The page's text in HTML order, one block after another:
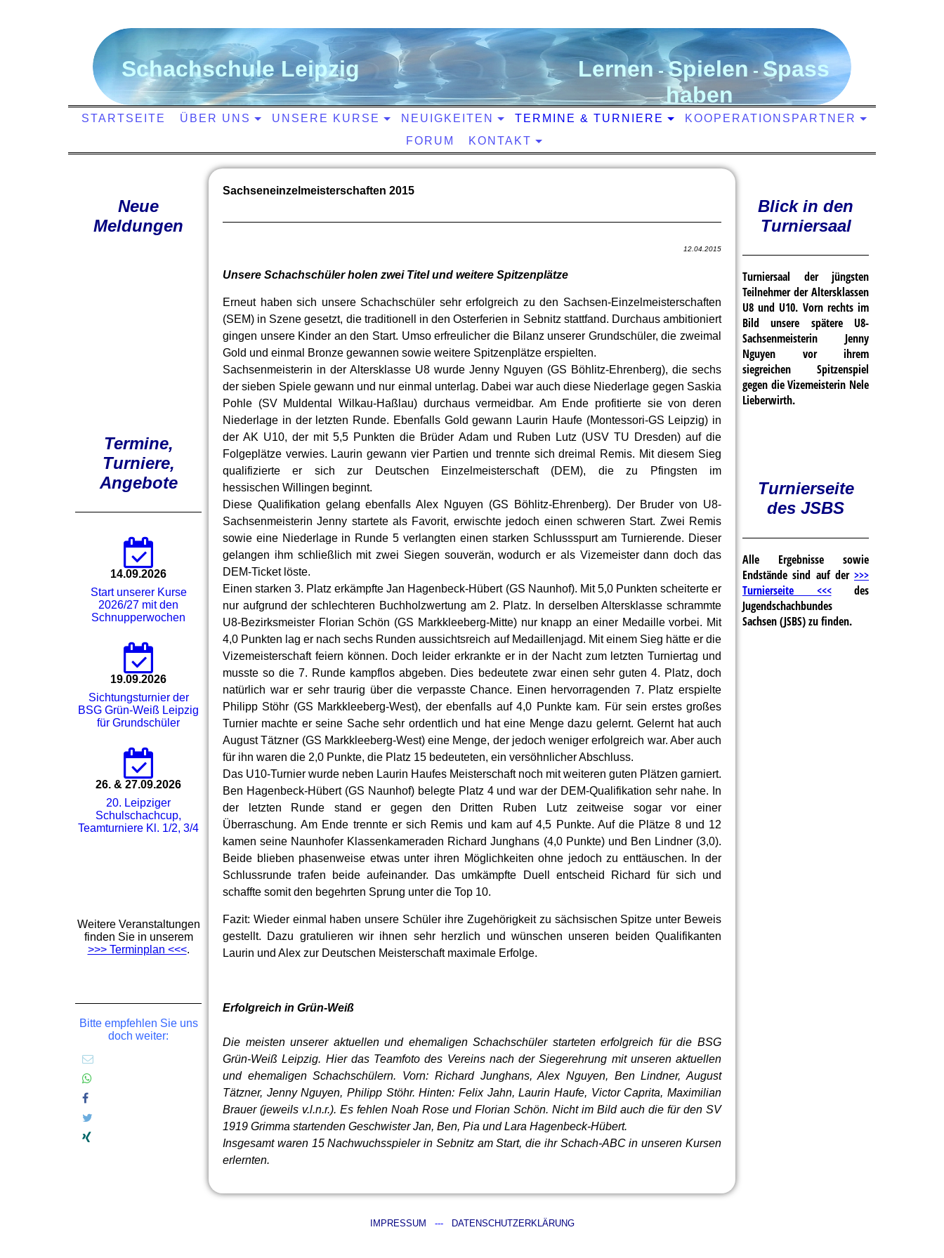
Schachschule Leipzig Lernen - Spielen - Spass
haben
STARTSEITE ÜBER UNS UNSERE KURSE NEUIGKEITEN TERMINE & TURNIERE
KOOPERATIONSPARTNER
FORUM
KONTAKT
Sachseneinzelmeisterschaften 2015
12.04.2015
Unsere Schachschüler holen zwei Titel und weitere Spitzenplätze
Erneut haben sich unsere Schachschüler sehr erfolgreich zu den Sachsen-Einzelmeisterschaften
(SEM) in Szene gesetzt, die traditionell in den Osterferien in Sebnitz stattfand. Durchaus ambitioniert
gingen unsere Kinder an den Start. Umso erfreulicher die Bilanz unserer Grundschüler, die zweimal
Gold und einmal Bronze gewannen sowie weitere Spitzenplätze erspielten.
Sachsenmeisterin in der Altersklasse U8 wurde Jenny Nguyen (GS Böhlitz-Ehrenberg), die sechs
der sieben Spiele gewann und nur einmal unterlag. Dabei war auch diese Niederlage gegen Saskia
Pohle (SV Muldental Wilkau-Haßlau) durchaus vermeidbar. Am Ende profitierte sie von deren
Niederlage in der letzten Runde. Ebenfalls Gold gewann Laurin Haufe (Montessori-GS Leipzig) in
der AK U10, der mit 5,5 Punkten die Brüder Adam und Ruben Lutz (USV TU Dresden) auf die
Folgeplätze verwies. Laurin gewann vier Partien und trennte sich dreimal Remis. Mit diesem Sieg
qualifizierte er sich zur Deutschen Einzelmeisterschaft (DEM), die zu Pfingsten im
hessischen Willingen beginnt.
Diese Qualifikation gelang ebenfalls Alex Nguyen (GS Böhlitz-Ehrenberg). Der Bruder von U8-
Sachsenmeisterin Jenny startete als Favorit, erwischte jedoch einen schweren Start. Zwei Remis
sowie eine Niederlage in Runde 5 verlangten einen starken Schlussspurt am Turnierende. Dieser
gelangen ihm schließlich mit zwei Siegen souverän, wodurch er als Vizemeister dann doch das
DEM-Ticket löste.
Einen starken 3. Platz erkämpfte Jan Hagenbeck-Hübert (GS Naunhof). Mit 5,0 Punkten scheiterte er
nur aufgrund der schlechteren Buchholzwertung am 2. Platz. In derselben Altersklasse schrammte
U8-Bezirksmeister Florian Schön (GS Markkleeberg-Mitte) nur knapp an einer Medaille vorbei. Mit
4,0 Punkten lag er nach sechs Runden aussichtsreich auf Medaillenjagd. Mit einem Sieg hätte er die
Vizemeisterschaft feiern können. Doch leider erkrankte er in der Nacht zum letzten Turniertag und
musste so die 7. Runde kampflos abgeben. Dies bedeutete zwar einen sehr guten 4. Platz, doch
natürlich war er sehr traurig über die verpasste Chance. Einen hervorragenden 7. Platz erspielte
Philipp Stöhr (GS Markkleeberg-West), der ebenfalls auf 4,0 Punkte kam. Für sein erstes großes
Turnier machte er seine Sache sehr ordentlich und hat eine Menge dazu gelernt. Gelernt hat auch
August Tätzner (GS Markkleeberg-West) eine Menge, der jedoch weniger erfolgreich war. Aber auch
für ihn waren die 2,0 Punkte, die Platz 15 bedeuteten, ein versöhnlicher Abschluss.
Das U10-Turnier wurde neben Laurin Haufes Meisterschaft noch mit weiteren guten Plätzen garniert.
Ben Hagenbeck-Hübert (GS Naunhof) belegte Platz 4 und war der DEM-Qualifikation sehr nahe. In
der letzten Runde stand er gegen den Dritten Ruben Lutz zeitweise sogar vor einer
Überraschung. Am Ende trennte er sich Remis und kam auf 4,5 Punkte. Auf die Plätze 8 und 12
kamen seine Naunhofer Klassenkameraden Richard Junghans (4,0 Punkte) und Ben Lindner (3,0).
Beide blieben phasenweise etwas unter ihren Möglichkeiten ohne jedoch zu enttäuschen. In der
Schlussrunde trafen beide aufeinander. Das umkämpfte Duell entscheid Richard für sich und
schaffte somit den begehrten Sprung unter die Top 10.
Fazit: Wieder einmal haben unsere Schüler ihre Zugehörigkeit zu sächsischen Spitze unter Beweis
gestellt. Dazu gratulieren wir ihnen sehr herzlich und wünschen unseren beiden Qualifikanten
Laurin und Alex zur Deutschen Meisterschaft maximale Erfolge.
Erfolgreich in Grün-Weiß
Die meisten unserer aktuellen und ehemaligen Schachschüler starteten erfolgreich für die BSG
Grün-Weiß Leipzig. Hier das Teamfoto des Vereins nach der Siegerehrung mit unseren aktuellen
und ehemaligen Schachschülern. Vorn: Richard Junghans, Alex Nguyen, Ben Lindner, August
Tätzner, Jenny Nguyen, Philipp Stöhr. Hinten: Felix Jahn, Laurin Haufe, Victor Caprita, Maximilian
Brauer (jeweils v.l.n.r.). Es fehlen Noah Rose und Florian Schön. Nicht im Bild auch die für den SV
1919 Grimma startenden Geschwister Jan, Ben, Pia und Lara Hagenbeck-Hübert.
Insgesamt waren 15 Nachwuchsspieler in Sebnitz am Start, die ihr Schach-ABC in unseren Kursen
erlernten.
IMPRESSUM --- DATENSCHUTZERKLÄRUNG
Neue
Meldungen
Termine,
Turniere,
Angebote
14.09.2026
Start unserer Kurse
2026/27 mit den
Schnupperwochen
19.09.2026
Sichtungsturnier der
BSG Grün-Weiß Leipzig
für Grundschüler
26. & 27.09.2026
20. Leipziger
Schulschachcup,
Teamturniere Kl. 1/2, 3/4
Weitere Veranstaltungen
finden Sie in unserem
>>> Terminplan <<<.
Bitte empfehlen Sie uns
doch weiter:
Blick in den
Turniersaal
Turniersaal der jüngsten
Teilnehmer der Altersklassen
U8 und U10. Vorn rechts im
Bild unsere spätere U8-
Sachsenmeisterin Jenny
Nguyen vor ihrem
siegreichen Spitzenspiel
gegen die Vizemeisterin Nele
Lieberwirth.
Turnierseite
des JSBS
Alle Ergebnisse sowie
Endstände sind auf der >>>
Turnierseite <<<des
Jugendschachbundes
Sachsen (JSBS) zu finden.